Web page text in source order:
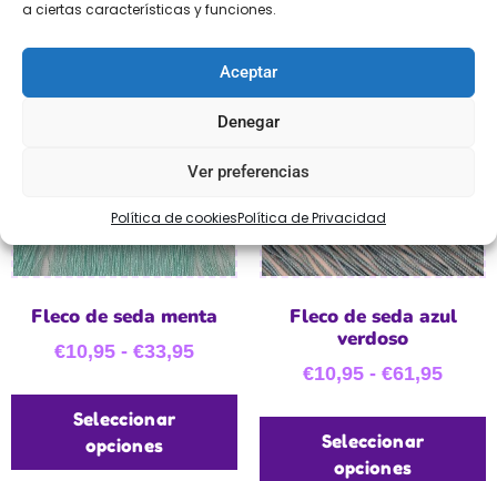
a ciertas características y funciones.
Aceptar
Denegar
Ver preferencias
Política de cookiesPolítica de Privacidad
Fleco de seda menta
€10,95 - €33,95
Seleccionar
opciones
Fleco de seda azul
verdoso
€10,95 - €61,95
Seleccionar
opciones